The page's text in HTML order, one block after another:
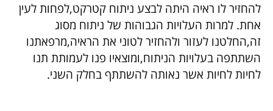
להחזיר לו ראיה היתה לבצע ניתוח קטרקט,לפחות לעין
אחת. למרות העלויות הגבוהות של ניתוח מסוג
זה,החלטנו לעזור ולהחזיר לטוני את הראיה,מרפאתנו
השתתפה בעלויות הניתוח,ומוצאיו פנו לעמותת תנו
לחיות לחיות אשר נאותה להשתתף בחלק השני.